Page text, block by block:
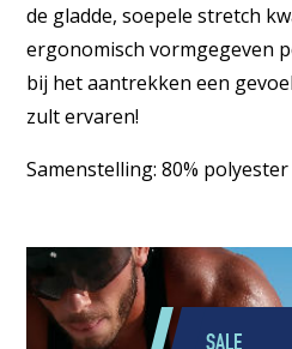
de gladde, soepele stretch
ergonomisch vormgegeven
bij het aantrekken een
zult ervaren!
Samenstelling: 80%